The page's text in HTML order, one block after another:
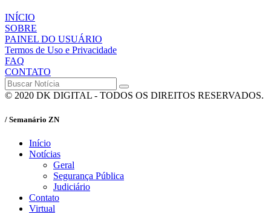
INÍCIO
SOBRE
PAINEL DO USUÁRIO
Termos de Uso e Privacidade
FAQ
CONTATO
© 2020 DK DIGITAL - TODOS OS DIREITOS RESERVADOS.
/ Semanário ZN
Início
Notícias
Geral
Segurança Pública
Judiciário
Contato
Virtual